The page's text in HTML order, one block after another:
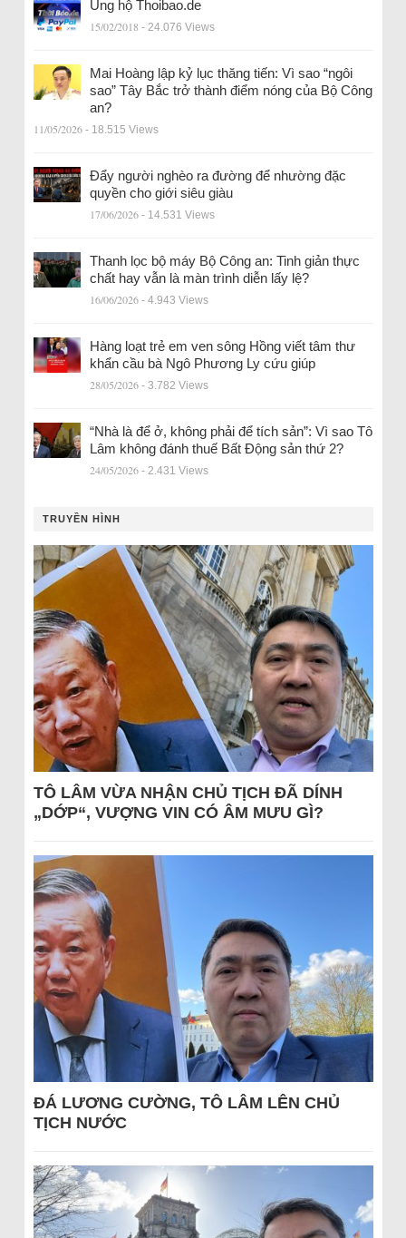
Ủng hộ Thoibao.de
15/02/2018 - 24.076 Views
Mai Hoàng lập kỷ lục thăng tiến: Vì sao “ngôi
sao” Tây Bắc trở thành điểm nóng của Bộ Công
an?
11/05/2026 - 18.515 Views
Đẩy người nghèo ra đường để nhường đặc
quyền cho giới siêu giàu
17/06/2026 - 14.531 Views
Thanh lọc bộ máy Bộ Công an: Tinh giản thực
chất hay vẫn là màn trình diễn lấy lệ?
16/06/2026 - 4.943 Views
Hàng loạt trẻ em ven sông Hồng viết tâm thư
khẩn cầu bà Ngô Phương Ly cứu giúp
28/05/2026 - 3.782 Views
“Nhà là để ở, không phải để tích sản”: Vì sao Tô
Lâm không đánh thuế Bất Động sản thứ 2?
24/05/2026 - 2.431 Views
TRUYỀN HÌNH
TÔ LÂM VỪA NHẬN CHỦ TỊCH ĐÃ DÍNH
„DỚP“, VƯỢNG VIN CÓ ÂM MƯU GÌ?
ĐÁ LƯƠNG CƯỜNG, TÔ LÂM LÊN CHỦ
TỊCH NƯỚC